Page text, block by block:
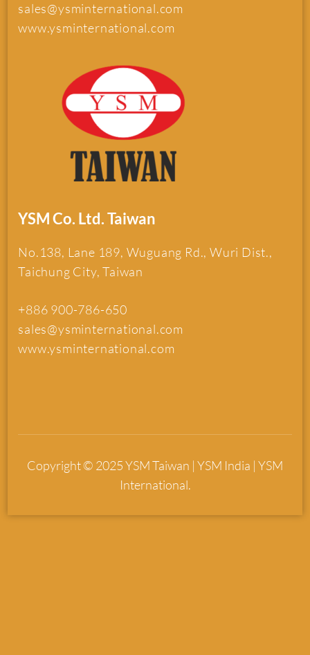
sales@ysminternational.com
www.ysminternational.com
YSM Co. Ltd. Taiwan
No.138, Lane 189, Wuguang Rd., Wuri Dist.,
Taichung City, Taiwan
+886 900-786-650
sales@ysminternational.com
www.ysminternational.com
Copyright © 2025 YSM Taiwan | YSM India | YSM
International.